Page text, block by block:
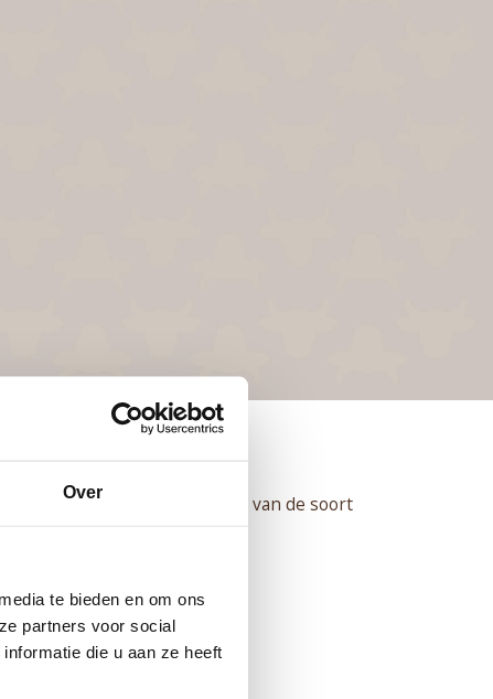
Over
te bieden en om ons
partners voor social
die u aan ze heeft
Om een beeld te schetsen van de soort